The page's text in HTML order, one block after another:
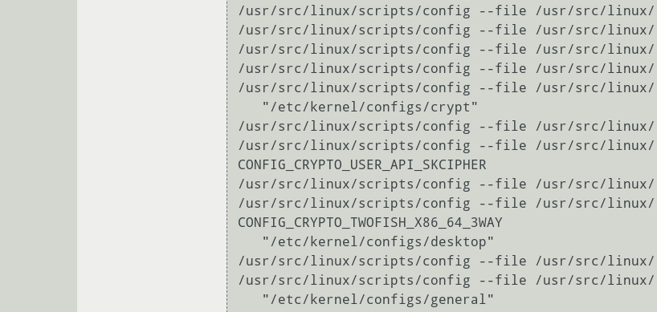
/usr/src/linux/scripts/config --file /usr/src/linux/
/usr/src/linux/scripts/config --file /usr/src/linux/.config
/usr/src/linux/scripts/config --file /usr/src/linux/
/usr/src/linux/scripts/config --file /usr/src/linux/.config -
/usr/src/linux/scripts/config --file /usr/src/linux/.config -
/usr/src/linux/scripts/config --file /usr/src/linux/
/usr/src/linux/scripts/config --file /usr/src/linux/
CONFIG_CRYPTO_USER_API_SKCIPHER
/usr/src/linux/scripts/config --file /usr/src/linux/
/usr/src/linux/scripts/config --file /usr/src/linux/
CONFIG_CRYPTO_TWOFISH_X86_64_3WAY
/usr/src/linux/scripts/config --file /usr/src/linux/
/usr/src/linux/scripts/config --file /usr/src/linux/